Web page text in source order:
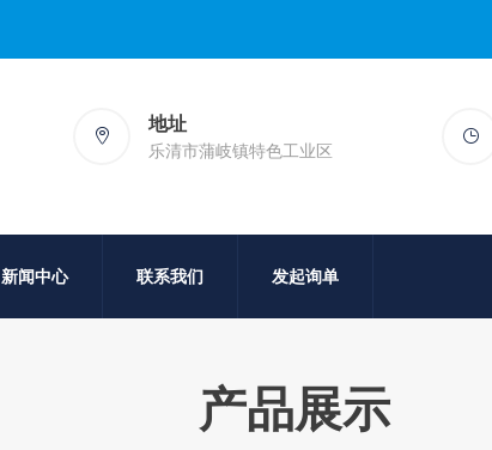
地址
乐清市蒲岐镇特色工业区
新闻中心 联系我们 发起询单
产品展示